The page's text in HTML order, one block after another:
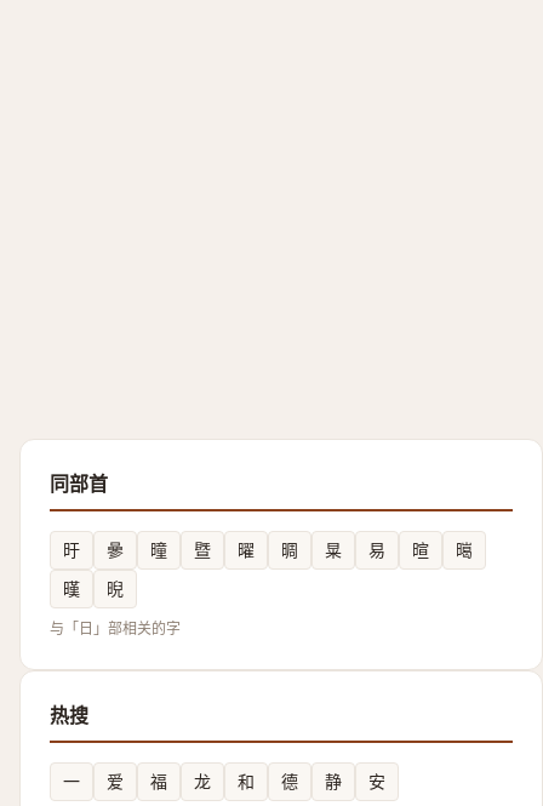
同部首
旴 曑 曈 暨 曜 晭 㫧 易 暄
㬞
暵
晲
与「日」部相关的字
热搜
一 爱 福 龙 和 德 静 安